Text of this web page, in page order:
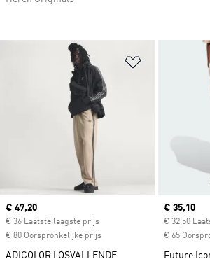
Op
Current price
€ 47,20
€ 36 Laatste laagste prijs
€ 80 Oorspronkelijke prijs
ADICOLOR LOSVALLENDE
Current
€ 35,10
€ 32,50
€ 65
Future